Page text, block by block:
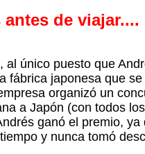
de viajar....
único puesto que
fábrica japonesa que
organizó un
a Japón (con todos
ganó el premio, ya
y nunca tomó